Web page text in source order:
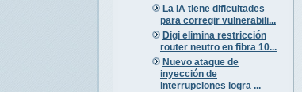
La IA tiene dificultades
para corregir vulnerabili...
Digi elimina restricción
router neutro en fibra 10...
Nuevo ataque de
inyección de
interrupciones logra ...